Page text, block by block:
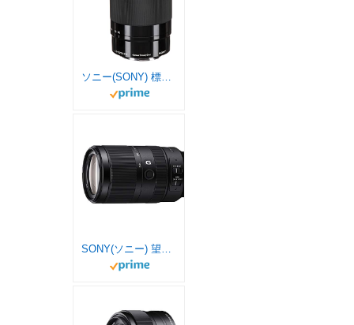
ソニー(SONY) 標準ズームレンズ APS-C E 55-210mm F4.5-6.3 OSS デジタル一眼カメラα[Eマウント]用 純正レンズ SEL55210 BQ
SONY(ソニー) 望遠ズームレンズ APS-C E 70-350mm F4.5-6.3 G OSS Gレンズ デジタル一眼カメラα[Eマウント]用 純正レンズ SEL70350G